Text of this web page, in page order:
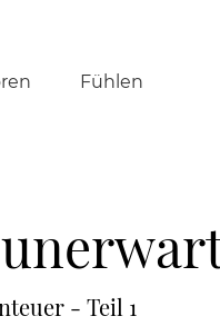
Fühlen
- Teil 1